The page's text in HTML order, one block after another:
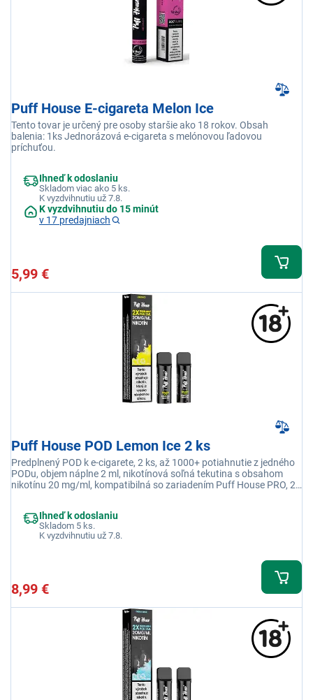
Puff House E-cigareta Melon Ice
Tento tovar je určený pre osoby staršie ako 18 rokov. Obsah
balenia: 1ks Jednorázová e-cigareta s melónovou ľadovou
príchuťou.
Ihneď k odoslaniu
Skladom viac ako 5 ks.
K vyzdvihnutiu už 7.8.
K vyzdvihnutiu do 15 minút
v 17 predajniach
5,99 €
Puff House POD Lemon Ice 2 ks
Predplnený POD k e-cigarete, 2 ks, až 1000+ potiahnutie z jedného
PODu, objem náplne 2 ml, nikotínová soľná tekutina s obsahom
nikotínu 20 mg/ml, kompatibilná so zariadením Puff House PRO, 2x
Ihneď k odoslaniu
Skladom 5 ks.
K vyzdvihnutiu už 7.8.
8,99 €